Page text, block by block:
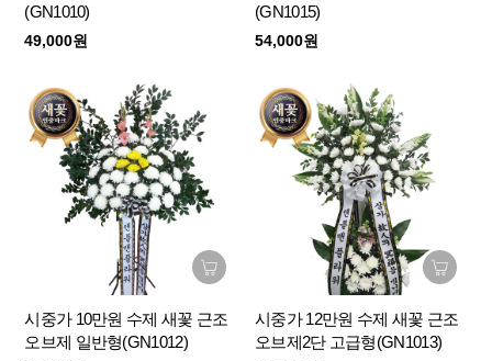
(GN1010)
49,000원
(GN1015)
54,000원
시중가 10만원 수제 새꽃 근조
오브제 일반형(GN1012)
시중가 12만원 수제 새꽃 근조
오브제2단 고급형(GN1013)